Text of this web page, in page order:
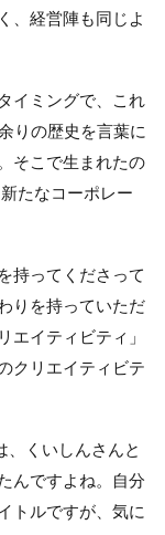
、経営陣も同じよ
イミングで、これ
りの歴史を言葉に
そこで生まれたの
たなコーポレー
持ってくださって
りを持っていただ
エイティビティ」
クリエイティビテ
、くいしんさんと
んですよね。自分
トルですが、気に